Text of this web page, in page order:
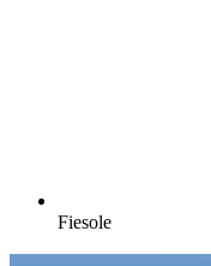
Fiesole